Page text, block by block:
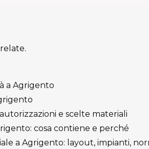
a Agrigento
e scelte materiali
cosa contiene e perché
a Agrigento: layout, impianti,